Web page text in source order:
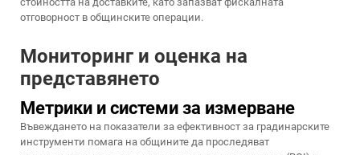
отговорност в общинските операции.
Мониторинг и оценка на
представянето
Метрики и системи за измерване
Въвеждането на показатели за ефективност за градинарските
инструменти помага на общините да проследяват